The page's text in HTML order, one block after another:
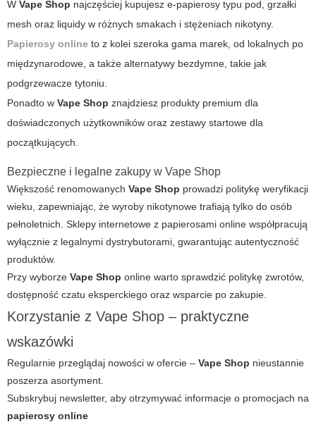
W Vape Shop najczęściej kupujesz e-papierosy typu pod, grzałki
mesh oraz liquidy w różnych smakach i stężeniach nikotyny.
Papierosy online to z kolei szeroka gama marek, od lokalnych po
międzynarodowe, a także alternatywy bezdymne, takie jak
podgrzewacze tytoniu.
Ponadto w Vape Shop znajdziesz produkty premium dla
doświadczonych użytkowników oraz zestawy startowe dla
początkujących.
Bezpieczne i legalne zakupy w Vape Shop
Większość renomowanych Vape Shop prowadzi politykę weryfikacji
wieku, zapewniając, że wyroby nikotynowe trafiają tylko do osób
pełnoletnich. Sklepy internetowe z papierosami online współpracują
wyłącznie z legalnymi dystrybutorami, gwarantując autentyczność
produktów.
Przy wyborze Vape Shop online warto sprawdzić politykę zwrotów,
dostępność czatu eksperckiego oraz wsparcie po zakupie.
Korzystanie z Vape Shop – praktyczne
wskazówki
Regularnie przeglądaj nowości w ofercie – Vape Shop nieustannie
poszerza asortyment.
Subskrybuj newsletter, aby otrzymywać informacje o promocjach na
papierosy online